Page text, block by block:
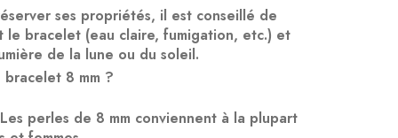
ses propriétés, il est conseillé de
bracelet (eau claire, fumigation, etc.) et
de la lune ou du soleil.
8 mm ?
perles de 8 mm conviennent à la plupart